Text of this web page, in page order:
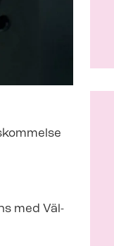
med Väl­